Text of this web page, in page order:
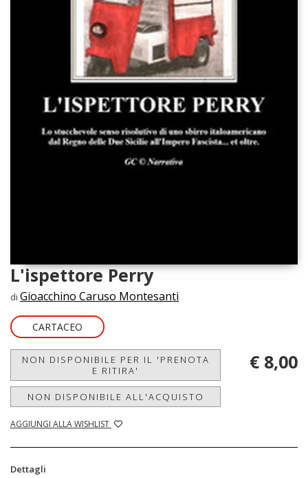
L'ispettore Perry
di Gioacchino Caruso Montesanti
CARTACEO
NON DISPONIBILE PER IL 'PRENOTA
E RITIRA'
NON DISPONIBILE ALL'ACQUISTO
AGGIUNGI ALLA WISHLIST
€ 8,00
Dettagli